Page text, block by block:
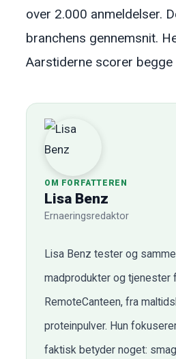
over 2.000 anmeldelser.
branchens gennemsnit.
Aarstiderne scorer begge
OM FORFATTEREN
Lisa Benz
Ernaeringsredaktor
Lisa Benz tester og
madprodukter og tjenester
RemoteCanteen, fra
proteinpulver. Hun
faktisk betyder noget: